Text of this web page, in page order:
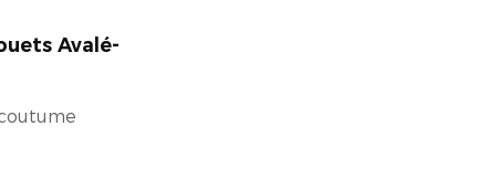
Avalé-